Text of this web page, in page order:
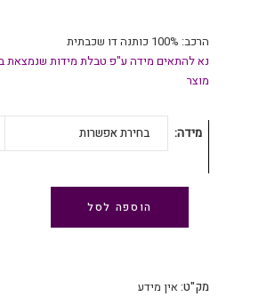
הרכב: 100% כותנה דו שכבתית
נא להתאים מידה ע"פ טבלת מידות שנמצאת
מוצר
מידה בחירת אפשרות
הוספה לסל
מק"ט: אין מידע